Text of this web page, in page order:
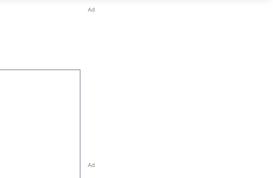
Ad
Ad